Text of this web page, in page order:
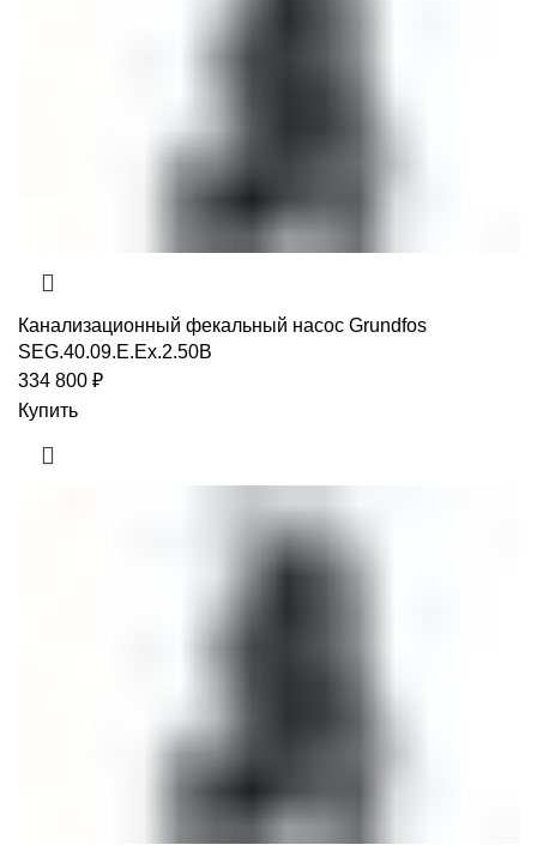
Канализационный фекальный насос Grundfos
SEG.40.09.E.Ex.2.50B
334 800 ₽
Купить